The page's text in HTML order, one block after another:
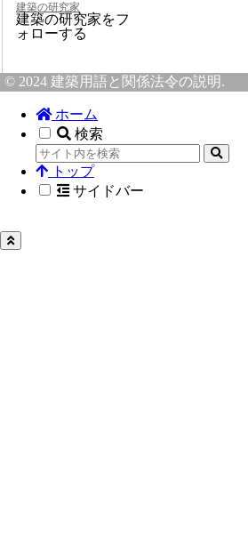
建築の研究家
建築の研究家をフ
ォローする
© 2024 建築用語と関係法令の説明.
ホーム
検索
トップ
サイドバー